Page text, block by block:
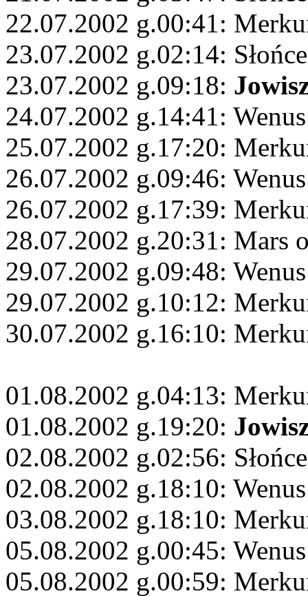
22.07.2002 g.00:41:
23.07.2002 g.02:14:
23.07.2002 g.09:18:
24.07.2002 g.14:41:
25.07.2002 g.17:20:
26.07.2002 g.09:46:
26.07.2002 g.17:39:
28.07.2002 g.20:31: Mars
29.07.2002 g.09:48:
29.07.2002 g.10:12:
30.07.2002 g.16:10:
01.08.2002 g.04:13:
01.08.2002 g.19:20:
02.08.2002 g.02:56:
02.08.2002 g.18:10:
03.08.2002 g.18:10:
05.08.2002 g.00:45:
05.08.2002 g.00:59: